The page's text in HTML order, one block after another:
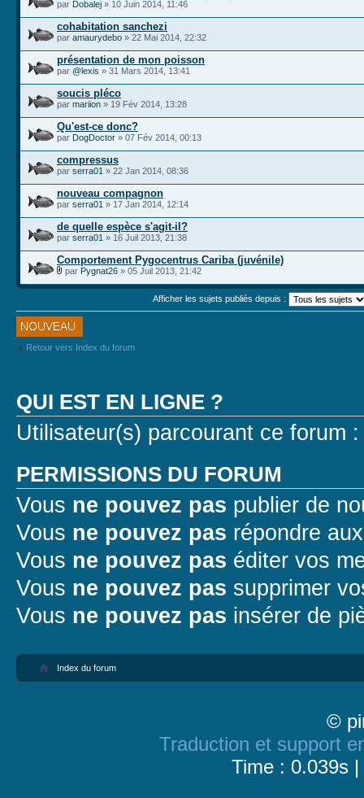
par Dobalej » 10 Juin 2014, 11:46
cohabitation sanchezi
par amaurydebo » 22 Mai 2014, 22:32
présentation de mon poisson
par @lexis » 31 Mars 2014, 13:41
soucis pléco
par mariion » 19 Fév 2014, 13:28
Qu'est-ce donc?
par DogDoctor » 07 Fév 2014, 00:13
compressus
par serra01 » 22 Jan 2014, 08:36
nouveau compagnon
par serra01 » 17 Jan 2014, 12:14
de quelle espèce s'agit-il?
par serra01 » 16 Juil 2013, 21:38
Comportement Pygocentrus Cariba (juvénile)
par Pygnat26 » 05 Juil 2013, 21:42
Afficher les sujets publiés depuis :
Publier un
nouveau sujet
Retour vers Index du forum
QUI EST EN LIGNE ?
Utilisateur(s) parcourant ce forum
PERMISSIONS DU FORUM
Vous ne pouvez pas publier de
Vous ne pouvez pas répondre
Vous ne pouvez pas éditer vos
Vous ne pouvez pas supprimer
Vous ne pouvez pas insérer de
Index du forum
©
Traduction et support
Time : 0.039s